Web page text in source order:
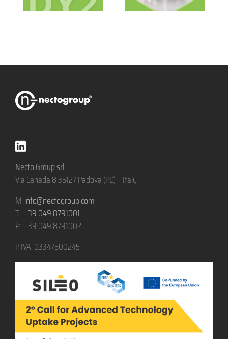
Necto Group srl
Via Canada 8 35127 Padova (PD) – Italy
M:info@nectogroup.com
T:+ 39 049 8791001
F: + 39 049 8791002
P.IVA: 03347500245